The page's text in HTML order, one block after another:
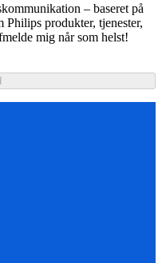
– baseret på
produkter, tjenester,
mig når som helst!